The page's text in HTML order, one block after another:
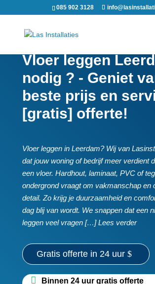
085 902 3128
Vloer leggen
nodig ? - Geniet
beste prijs en
[gratis] offerte!
Vloer leggen in Leerdam? Wij van
dat jouw woning of bedrijf meer verdient
een vloer.​ Hardhout, laminaat, PVC of
ondergrond vraagt om vakmanschap en
detail.​ Zo krijg je duurzaamheid en
dag blij van wordt.​ We snappen dat een
leggen veel vragen […] Lees verder
Gratis offerte in 24 uur
Binnen 24 uur gratis offerte